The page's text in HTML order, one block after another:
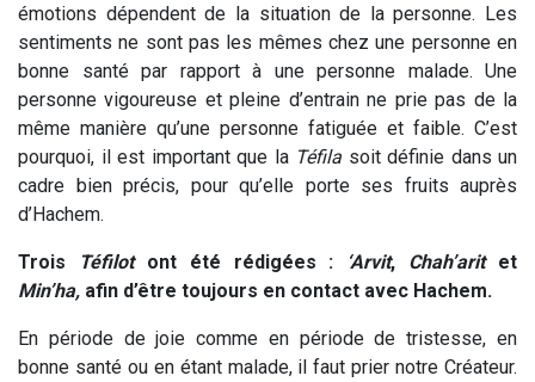
émotions dépendent de la situation de la personne. Les
sentiments ne sont pas les mêmes chez une personne en
bonne santé par rapport à une personne malade. Une
personne vigoureuse et pleine d’entrain ne prie pas de la
même manière qu’une personne fatiguée et faible. C’est
pourquoi, il est important que la Téfila soit définie dans un
cadre bien précis, pour qu’elle porte ses fruits auprès
d’Hachem.
Trois Téfilotont été rédigées : ‘Arvit, Chah’aritet
Min’ha, afin d’être toujours en contact avec Hachem.
En période de joie comme en période de tristesse, en
bonne santé ou en étant malade, il faut prier notre Créateur.